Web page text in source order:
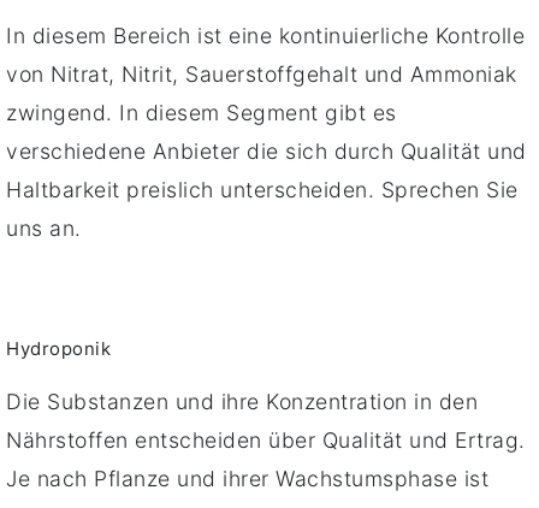
In diesem Bereich ist eine kontinuierliche Kontrolle
von Nitrat, Nitrit, Sauerstoffgehalt und Ammoniak
zwingend. In diesem Segment gibt es
verschiedene Anbieter die sich durch Qualität und
Haltbarkeit preislich unterscheiden. Sprechen Sie
uns an.
Hydroponik
Die Substanzen und ihre Konzentration in den
Nährstoffen entscheiden über Qualität und Ertrag.
Je nach Pflanze und ihrer Wachstumsphase ist